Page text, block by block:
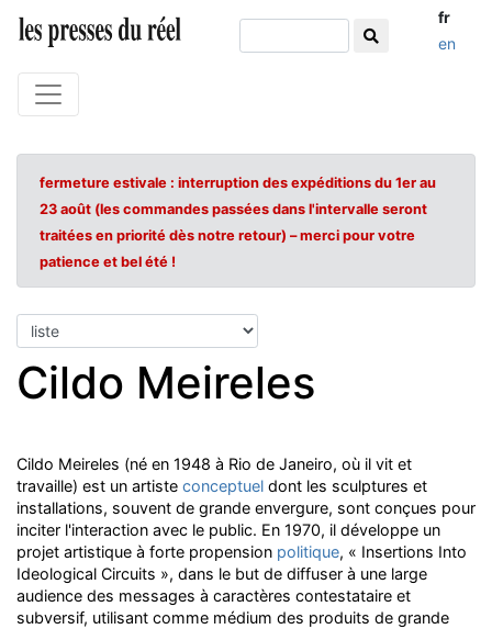
fr
en
fermeture estivale : interruption des expéditions du 1er au
23 août (les commandes passées dans l'intervalle seront
traitées en priorité dès notre retour) – merci pour votre
patience et bel été !
Cildo Meireles
Cildo Meireles (né en 1948 à Rio de Janeiro, où il vit et
travaille) est un artiste conceptuel dont les sculptures et
installations, souvent de grande envergure, sont conçues pour
inciter l'interaction avec le public. En 1970, il développe un
projet artistique à forte propension politique, « Insertions Into
Ideological Circuits », dans le but de diffuser à une large
audience des messages à caractères contestataire et
subversif, utilisant comme médium des produits de grande